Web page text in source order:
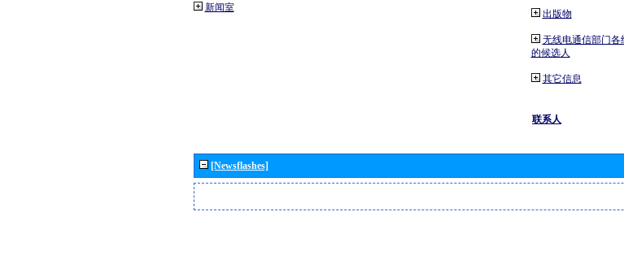
新闻室
出版物
无线电通信部门
的候选人
其它信息
联系人
[Newsflashes]